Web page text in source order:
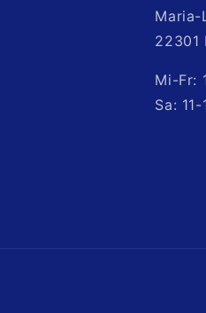
Maria-
22301
Mi-Fr:
Sa: 11-
www.instagram.com/